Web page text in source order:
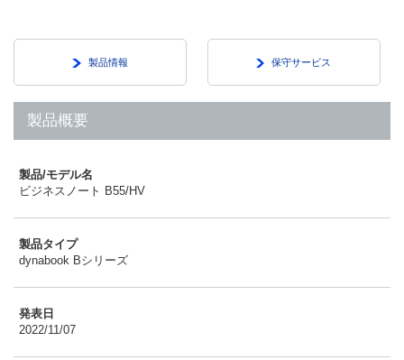
製品情報 保守サービス
製品概要
製品/モデル名
ビジネスノート B55/HV
製品タイプ
dynabook Bシリーズ
発表日
2022/11/07